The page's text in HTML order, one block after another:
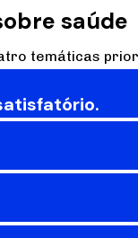
saúde
temáticas